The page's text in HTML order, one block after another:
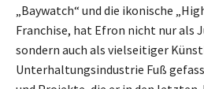
„Baywatch“ und die ikonische
Franchise, hat Efron nicht nur als
sondern auch als vielseitiger
Unterhaltungsindustrie Fuß